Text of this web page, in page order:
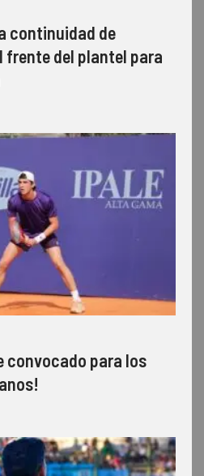
continuidad de
frente del plantel para
convocado para los